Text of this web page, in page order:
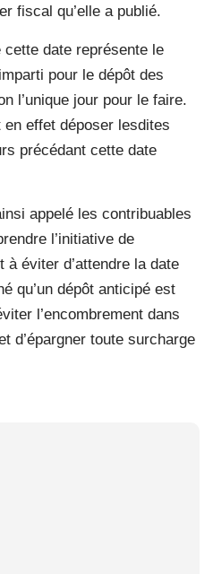
fiscal qu’elle a publié.
date représente le
pour le dépôt des
l’unique jour pour le faire.
effet déposer lesdites
précédant cette date
appelé les contribuables
l’initiative de
éviter d’attendre la date
qu’un dépôt anticipé est
l’encombrement dans
d’épargner toute surcharge